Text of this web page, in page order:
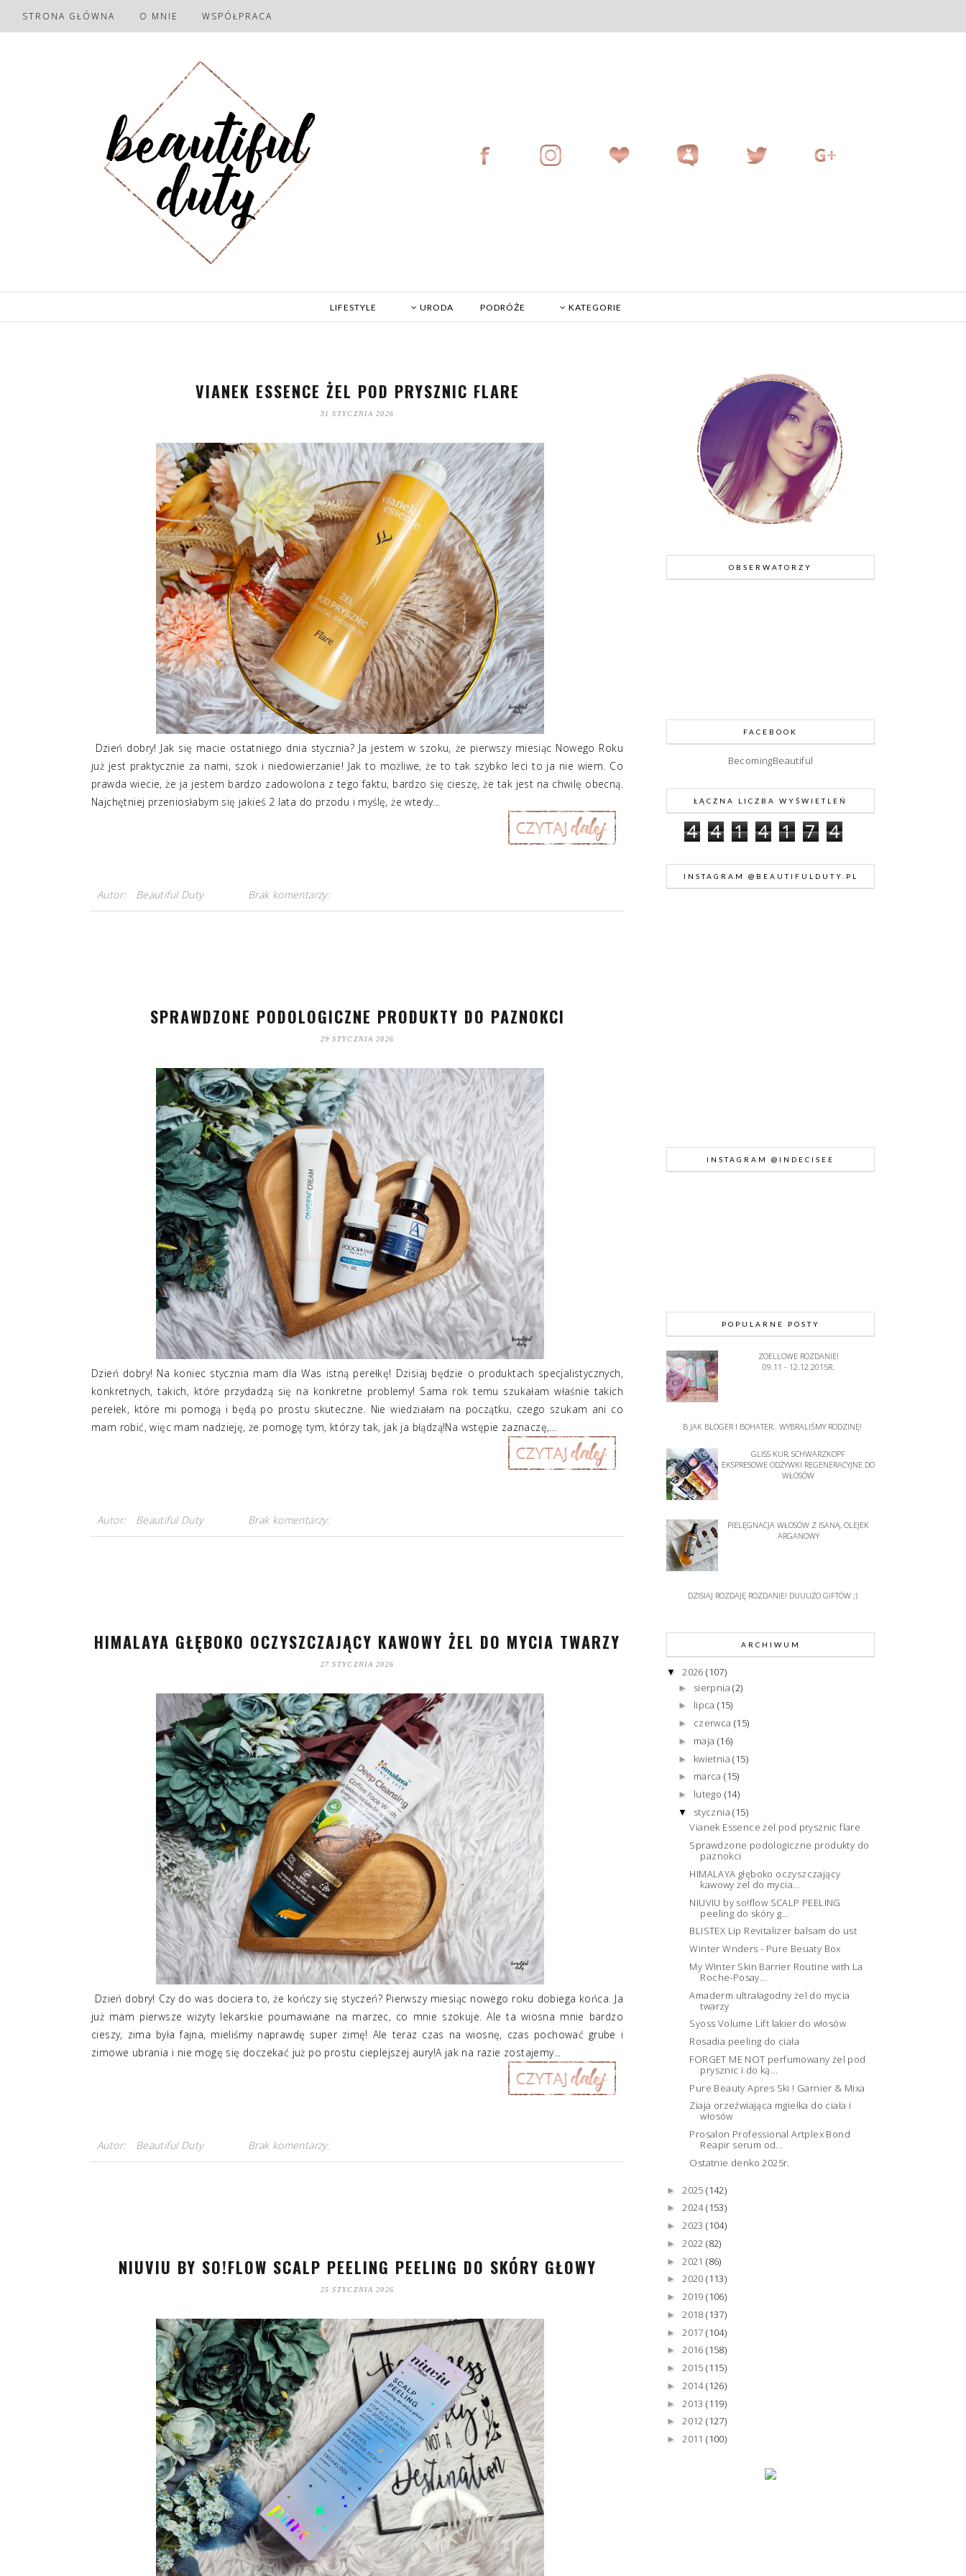
STRONA GŁÓWNA O MNIE WSPÓŁPRACA
LIFESTYLE URODA PODRÓŻE KATEGORIE
VIANEK ESSENCE ŻEL POD PRYSZNIC FLARE
31 STYCZNIA 2026
Dzień dobry! Jak się macie ostatniego dnia stycznia? Ja jestem w szoku, że pierwszy miesiąc Nowego Roku
już jest praktycznie za nami, szok i niedowierzanie! Jak to możliwe, że to tak szybko leci to ja nie wiem. Co
prawda wiecie, że ja jestem bardzo zadowolona z tego faktu, bardzo się cieszę, że tak jest na chwilę obecną.
Najchętniej przeniosłabym się jakieś 2 lata do przodu i myślę, że wtedy...
Autor: Beautiful Duty Brak komentarzy:
SPRAWDZONE PODOLOGICZNE PRODUKTY DO PAZNOKCI
29 STYCZNIA 2026
Dzień dobry! Na koniec stycznia mam dla Was istną perełkę! Dzisiaj będzie o produktach specjalistycznych,
konkretnych, takich, które przydadzą się na konkretne problemy! Sama rok temu szukałam właśnie takich
perełek, które mi pomogą i będą po prostu skuteczne. Nie wiedziałam na początku, czego szukam ani co
mam robić, więc mam nadzieję, że pomogę tym, którzy tak, jak ja błądzą!Na wstępie zaznaczę,...
Autor: Beautiful Duty Brak komentarzy:
HIMALAYA GŁĘBOKO OCZYSZCZAJĄCY KAWOWY ŻEL DO MYCIA TWARZY
27 STYCZNIA 2026
Dzień dobry! Czy do was dociera to, że kończy się styczeń? Pierwszy miesiąc nowego roku dobiega końca. Ja
już mam pierwsze wizyty lekarskie poumawiane na marzec, co mnie szokuje. Ale ta wiosna mnie bardzo
cieszy, zima była fajna, mieliśmy naprawdę super zimę! Ale teraz czas na wiosnę, czas pochować grube i
zimowe ubrania i nie mogę się doczekać już po prostu cieplejszej aury!A jak na razie zostajemy...
Autor: Beautiful Duty Brak komentarzy:
NIUVIU BY SO!FLOW SCALP PEELING PEELING DO SKÓRY GŁOWY
25 STYCZNIA 2026
OBSERWATORZY
FACEBOOK
BecomingBeautiful
ŁĄCZNA LICZBA WYŚWIETLEŃ
4 4 1 4 1 7 4
INSTAGRAM @BEAUTIFULDUTY.PL
INSTAGRAM @INDECISEE
POPULARNE POSTY
ZOELLOWE ROZDANIE!
09.11 - 12.12.2015R.
B JAK BLOGER I BOHATER.. WYBRALIŚMY RODZINĘ!
GLISS KUR, SCHWARZKOPF
EKSPRESOWE ODŻYWKI REGENERACYJNE DO
WŁOSÓW
PIELĘGNACJA WŁOSÓW Z ISANĄ, OLEJEK
ARGANOWY
DZISIAJ ROZDAJĘ ROZDANIE! DUUUŻO GIFTÓW ;)
ARCHIWUM
▼2026(107)
► sierpnia(2)
► lipca(15)
► czerwca (15)
► maja (16)
► kwietnia(15)
► marca(15)
► lutego (14)
▼ stycznia(15)
Vianek Essence żel pod prysznic flare
Sprawdzone podologiczne produkty do
paznokci
HIMALAYA głęboko oczyszczający
kawowy żel do mycia...
NIUVIU by so!flow SCALP PEELING
peeling do skóry g...
BLISTEX Lip Revitalizer balsam do ust
Winter Wnders - Pure Beuaty Box
My WInter Skin Barrier Routine with La
Roche-Posay...
Amaderm ultrałagodny żel do mycia
twarzy
Syoss Volume Lift lakier do włosów
Rosadia peeling do ciała
FORGET ME NOT perfumowany żel pod
prysznic i do ką...
Pure Beauty Apres Ski ! Garnier & Mixa
Ziaja orzeźwiająca mgiełka do ciała i
włosów
Prosalon Professional Artplex Bond
Reapir serum od...
Ostatnie denko 2025r.
► 2025(142)
►2024(153)
►2023(104)
► 2022(82)
► 2021(86)
►2020(113)
►2019(106)
► 2018(137)
► 2017(104)
►2016(158)
►2015(115)
► 2014(126)
► 2013(119)
►2012(127)
►2011(100)